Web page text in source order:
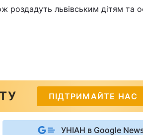
роздадуть львівським дітям та
ПІДТРИМАЙТЕ НАС
УНІАН в Google